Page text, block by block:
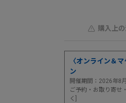
購入上
〈オンライン＆
ン
開催期間：2026年8
ご予約・お取り寄せ
く]